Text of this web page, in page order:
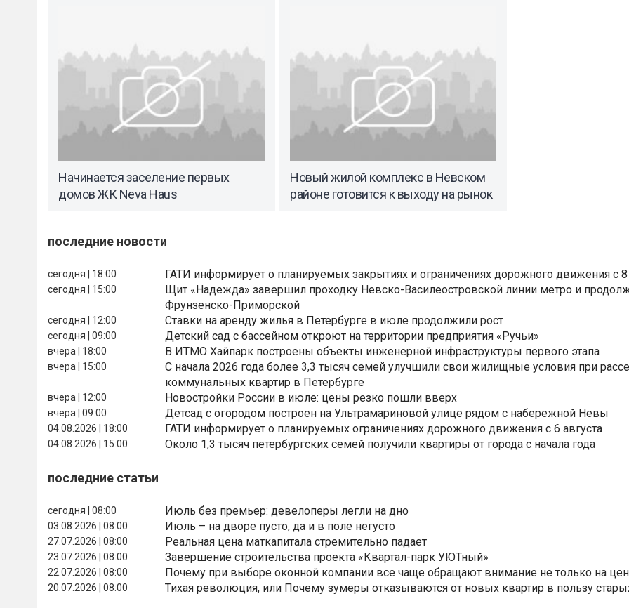
Начинается заселение первых
домов ЖК Neva Haus
Новый жилой комплекс в Невском
районе готовится к выходу на рынок
последние новости
сегодня | 18:00 ГАТИ информирует о планируемых закрытиях и ограничениях дорожного движения с 8
сегодня | 15:00
Щит «Надежда» завершил проходку Невско-Василеостровской линии метро и
Фрунзенско-Приморской
сегодня | 12:00 Ставки на аренду жилья в Петербурге в июле продолжили рост
сегодня | 09:00 Детский сад с бассейном откроют на территории предприятия «Ручьи»
вчера | 18:00 В ИТМО Хайпарк построены объекты инженерной инфраструктуры первого этапа
вчера | 15:00
С начала 2026 года более 3,3 тысяч семей улучшили свои жилищные условия при
коммунальных квартир в Петербурге
вчера | 12:00 Новостройки России в июле: цены резко пошли вверх
вчера | 09:00 Детсад с огородом построен на Ультрамариновой улице рядом с набережной Невы
04.08.2026 | 18:00 ГАТИ информирует о планируемых ограничениях дорожного движения с 6 августа
04.08.2026 | 15:00 Около 1,3 тысяч петербургских семей получили квартиры от города с начала года
последние статьи
сегодня | 08:00 Июль без премьер: девелоперы легли на дно
03.08.2026 | 08:00 Июль – на дворе пусто, да и в поле негусто
27.07.2026 | 08:00 Реальная цена маткапитала стремительно падает
23.07.2026 | 08:00 Завершение строительства проекта «Квартал-парк УЮТный»
22.07.2026 | 08:00 Почему при выборе оконной компании все чаще обращают внимание не только на
20.07.2026 | 08:00 Тихая революция, или Почему зумеры отказываются от новых квартир в пользу